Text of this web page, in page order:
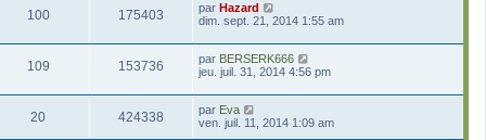
100 175403 par Hazard
dim. sept. 21, 2014 1:55 am
109 153736 par BERSERK666
jeu. juil. 31, 2014 4:56 pm
20 424338 par Eva
ven. juil. 11, 2014 1:09 am